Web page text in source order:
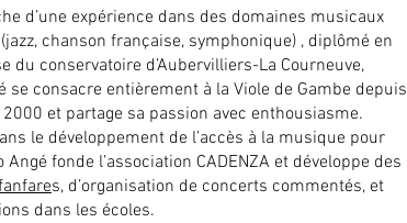
d’une expérience dans des domaines musicaux
chanson française, symphonique) , diplômé en
du conservatoire d’Aubervilliers-La Courneuve,
se consacre entièrement à la Viole de Gambe depuis
et partage sa passion avec enthousiasme.
le développement de l’accès à la musique pour
Angé fonde l’association CADENZA et développe des
s, d’organisation de concerts commentés, et
dans les écoles.